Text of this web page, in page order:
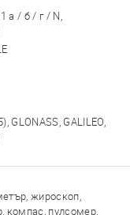
а / б / г / N,
GLONASS, GALILEO,
жироскоп,
компас, пулсомер,